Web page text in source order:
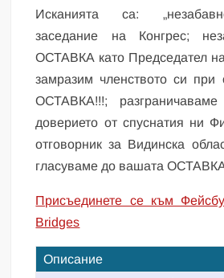
Исканията са:
заседание на Конгрес;
ОСТАВКА като Председател
замразим членството си при
ОСТАВКА!!!;
доверието от спуснатия ни
отговорник за Видинска
гласуваме до вашата
Присъединете се към
Bridges
Описание